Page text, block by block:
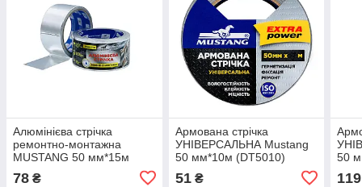
Алюмінієва стрічка
ремонтно-монтажна
MUSTANG 50 мм*15м
78 ₴
Армована стрічка
УНІВЕРСАЛЬНА Mustang
50 мм*10м (DT5010)
51₴
50
119